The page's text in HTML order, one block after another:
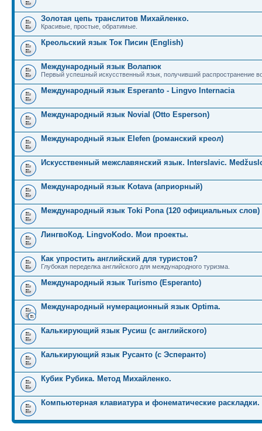
Золотая цепь транслитов Михайленко.
Красивые, простые, обратимые.
Креольский язык Ток Писин (English)
Международный язык Волапюк
Первый успешный искусственный язык, получивший распространение
Международный язык Esperanto - Lingvo Internacia
Международный язык Novial (Otto Esperson)
Международный язык Elefen (романский креол)
Искусственный межславянский язык. Interslavic.
Международный язык Kotava (априорный)
Международный язык Toki Pona (120 официальных слов)
ЛингвоКод. LingvoKodo. Мои проекты.
Как упростить английский для туристов?
Глубокая переделка английского для международного туризма.
Международный язык Turismo (Esperanto)
Международный нумерационный язык Optima.
Калькирующий язык Русиш (с английского)
Калькирующий язык Русанто (с Эсперанто)
Кубик Рубика. Метод Михайленко.
Компьютерная клавиатура и фонематические раскладки.